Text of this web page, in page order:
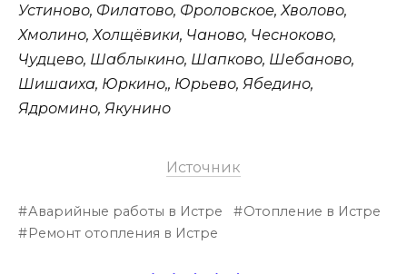
Устиново, Филатово, Фроловское, Хволово,
Хмолино, Холщёвики, Чаново, Чесноково,
Чудцево, Шаблыкино, Шапково, Шебаново,
Шишаиха, Юркино,, Юрьево, Ябедино,
Ядромино, Якунино
Источник
Аварийные работы в Истре
Отопление в Истре
Ремонт отопления в Истре